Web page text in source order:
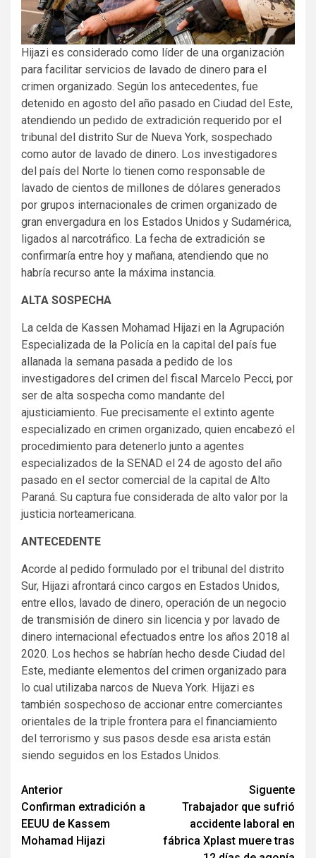
Hijazi es considerado como líder de una organización
para facilitar servicios de lavado de dinero para el
crimen organizado. Según los antecedentes, fue
detenido en agosto del año pasado en Ciudad del Este,
atendiendo un pedido de extradición requerido por el
tribunal del distrito Sur de Nueva York, sospechado
como autor de lavado de dinero. Los investigadores
del país del Norte lo tienen como responsable de
lavado de cientos de millones de dólares generados
por grupos internacionales de crimen organizado de
gran envergadura en los Estados Unidos y Sudamérica,
ligados al narcotráfico. La fecha de extradición se
confirmaría entre hoy y mañana, atendiendo que no
habría recurso ante la máxima instancia.
ALTA SOSPECHA
La celda de Kassen Mohamad Hijazi en la Agrupación
Especializada de la Policía en la capital del país fue
allanada la semana pasada a pedido de los
investigadores del crimen del fiscal Marcelo Pecci, por
ser de alta sospecha como mandante del
ajusticiamiento. Fue precisamente el extinto agente
especializado en crimen organizado, quien encabezó el
procedimiento para detenerlo junto a agentes
especializados de la SENAD el 24 de agosto del año
pasado en el sector comercial de la capital de Alto
Paraná. Su captura fue considerada de alto valor por la
justicia norteamericana.
ANTECEDENTE
Acorde al pedido formulado por el tribunal del distrito
Sur, Hijazi afrontará cinco cargos en Estados Unidos,
entre ellos, lavado de dinero, operación de un negocio
de transmisión de dinero sin licencia y por lavado de
dinero internacional efectuados entre los años 2018 al
2020. Los hechos se habrían hecho desde Ciudad del
Este, mediante elementos del crimen organizado para
lo cual utilizaba narcos de Nueva York. Hijazi es
también sospechoso de accionar entre comerciantes
orientales de la triple frontera para el financiamiento
del terrorismo y sus pasos desde esa arista están
siendo seguidos en los Estados Unidos.
Navegación
de
entradas
Anterior
Confirman extradición a
EEUU de Kassem
Mohamad Hijazi
Siguente
Trabajador que sufrió
accidente laboral en
fábrica Xplast muere tras